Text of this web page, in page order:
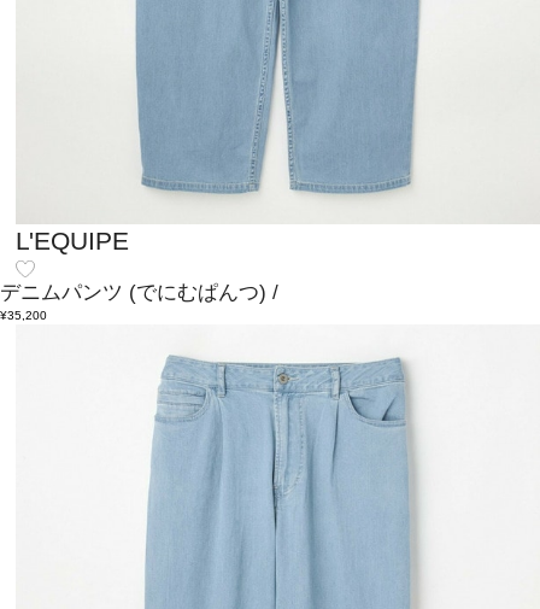
L'EQUIPE
デニムパンツ (でにむぱんつ) /
¥35,200